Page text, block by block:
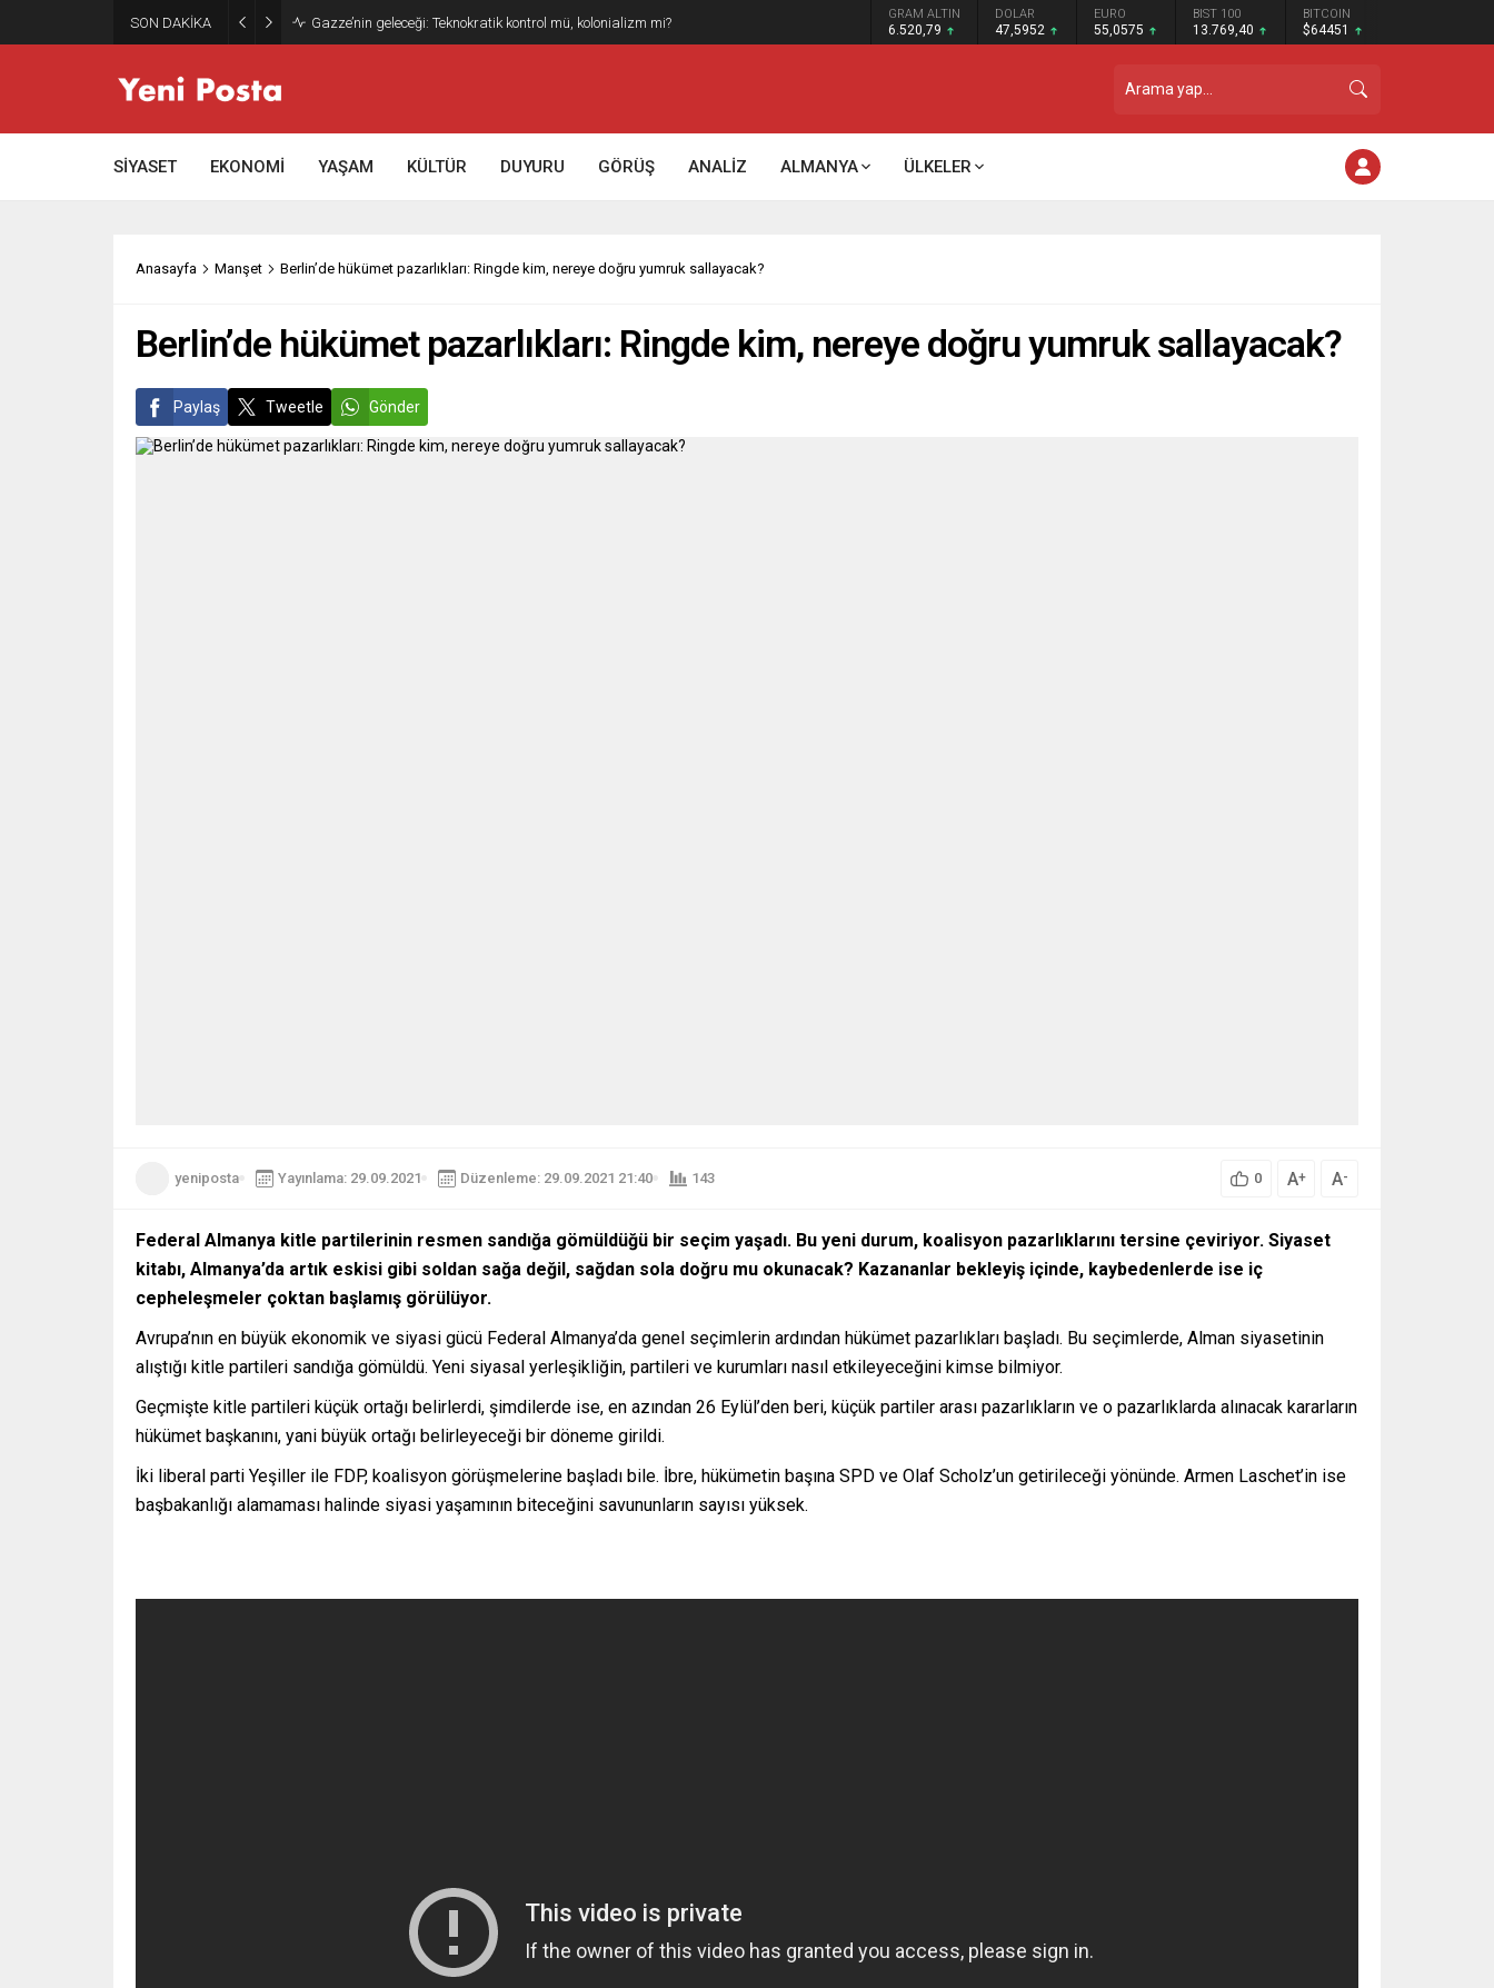
SON DAKİKA Gazze’nin geleceği: Teknokratik kontrol mü, kolonializm mi? GRAM ALTIN
6.520,79
DOLAR
47,5952
EURO
55,0575
BIST 100
13.769,40
BITCOIN
$64451
SİYASET EKONOMİ YAŞAM KÜLTÜR DUYURU GÖRÜŞ ANALİZ ALMANYA ÜLKELER
Anasayfa Manşet Berlin’de hükümet pazarlıkları: Ringde kim, nereye doğru yumruk sallayacak?
Berlin’de hükümet pazarlıkları: Ringde kim, nereye doğru yumruk sallayacak?
Paylaş Tweetle Gönder
yeniposta Yayınlama: 29.09.2021 Düzenleme: 29.09.2021 21:40 143 0 A+ A-
Federal Almanya kitle partilerinin resmen sandığa gömüldüğü bir seçim yaşadı. Bu yeni durum, koalisyon pazarlıklarını tersine çeviriyor. Siyaset
kitabı, Almanya’da artık eskisi gibi soldan sağa değil, sağdan sola doğru mu okunacak? Kazananlar bekleyiş içinde, kaybedenlerde ise iç
cepheleşmeler çoktan başlamış görülüyor.
Avrupa’nın en büyük ekonomik ve siyasi gücü Federal Almanya’da genel seçimlerin ardından hükümet pazarlıkları başladı. Bu seçimlerde, Alman siyasetinin
alıştığı kitle partileri sandığa gömüldü. Yeni siyasal yerleşikliğin, partileri ve kurumları nasıl etkileyeceğini kimse bilmiyor.
Geçmişte kitle partileri küçük ortağı belirlerdi, şimdilerde ise, en azından 26 Eylül’den beri, küçük partiler arası pazarlıkların ve o pazarlıklarda alınacak kararların
hükümet başkanını, yani büyük ortağı belirleyeceği bir döneme girildi.
İki liberal parti Yeşiller ile FDP, koalisyon görüşmelerine başladı bile. İbre, hükümetin başına SPD ve Olaf Scholz’un getirileceği yönünde. Armen Laschet’in ise
başbakanlığı alamaması halinde siyasi yaşamının biteceğini savununların sayısı yüksek.